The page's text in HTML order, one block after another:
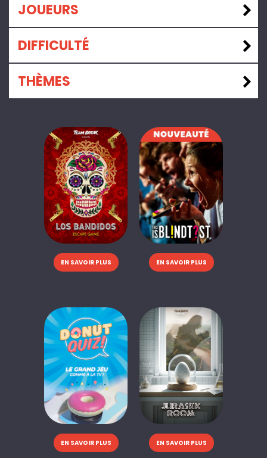
JOUEURS
DIFFICULTÉ
THÈMES
EN SAVOIR PLUS EN SAVOIR PLUS
EN SAVOIR PLUS EN SAVOIR PLUS